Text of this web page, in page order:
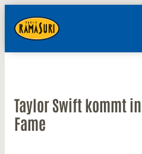
Taylor Swift kommt
Fame